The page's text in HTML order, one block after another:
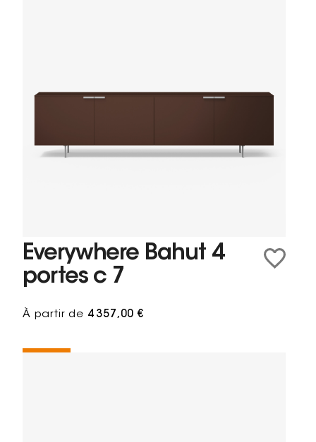
Everywhere Bahut 4
portes c 7
À partir de 4 357,00 €